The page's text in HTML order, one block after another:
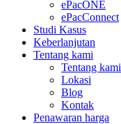
ePacONE
ePacConnect
Studi Kasus
Keberlanjutan
Tentang kami
Tentang kami
Lokasi
Blog
Kontak
Penawaran harga